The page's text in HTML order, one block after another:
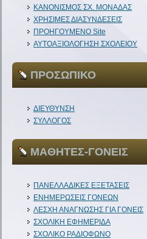
ΚΑΝΟΝΙΣΜΟΣ ΣΧ. ΜΟΝΑΔΑΣ
ΧΡΗΣΙΜΕΣ ΔΙΑΣΥΝΔΕΣΕΙΣ
ΠΡΟΗΓΟΥΜΕΝΟ Site
ΑΥΤΟΑΞΙΟΛΟΓΗΣΗ ΣΧΟΛΕΙΟΥ
ΠΡΟΣΩΠΙΚΟ
ΔΙΕΥΘΥΝΣΗ
ΣΥΛΛΟΓΟΣ
ΜΑΘΗΤΕΣ-ΓΟΝΕΙΣ
ΠΑΝΕΛΛΑΔΙΚΕΣ ΕΞΕΤΑΣΕΙΣ
ΕΝΗΜΕΡΩΣΕΙΣ ΓΟΝΕΩΝ
ΛΕΣΧΗ ΑΝΑΓΝΩΣΗΣ ΓΙΑ ΓΟΝΕΙΣ
ΣΧΟΛΙΚΗ ΕΦΗΜΕΡΙΔΑ
ΣΧΟΛΙΚΟ ΡΑΔΙΟΦΩΝΟ